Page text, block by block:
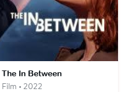
The In Between
Film • 2022